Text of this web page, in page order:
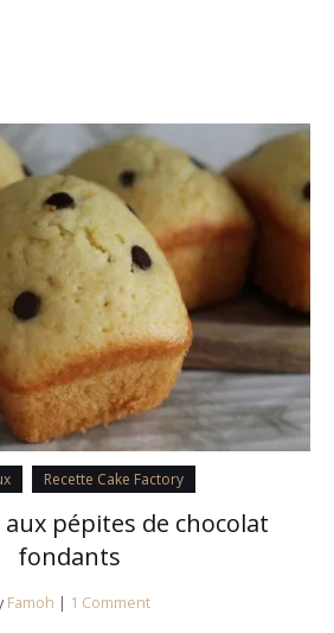
Recette Cake Factory
aux pépites de chocolat
fondants
Famoh | 1 Comment